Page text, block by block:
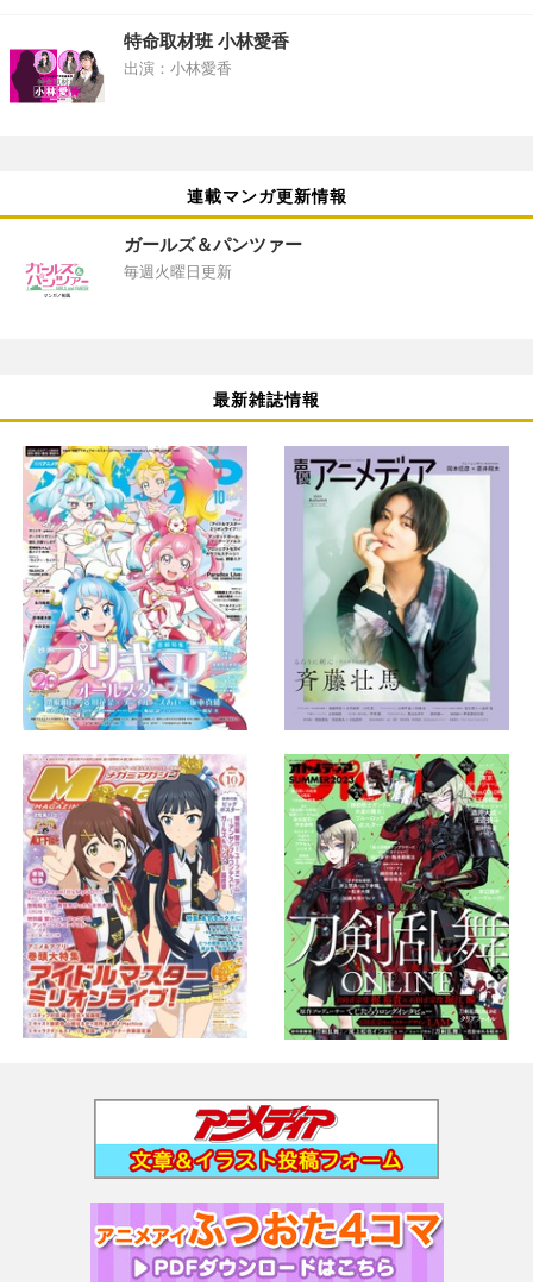
特命取材班 小林愛香
出演：小林愛香
連載マンガ更新情報
ガールズ＆パンツァー
毎週火曜日更新
最新雑誌情報